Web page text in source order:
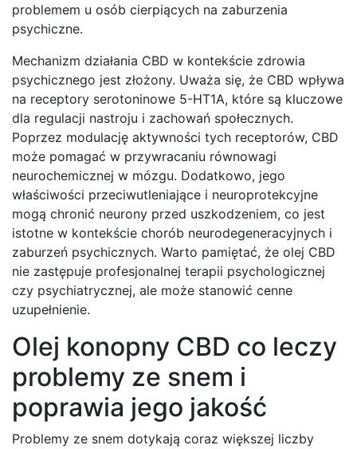
problemem u osób cierpiących na zaburzenia
psychiczne.
Mechanizm działania CBD w kontekście zdrowia
psychicznego jest złożony. Uważa się, że CBD wpływa
na receptory serotoninowe 5-HT1A, które są kluczowe
dla regulacji nastroju i zachowań społecznych.
Poprzez modulację aktywności tych receptorów, CBD
może pomagać w przywracaniu równowagi
neurochemicznej w mózgu. Dodatkowo, jego
właściwości przeciwutleniające i neuroprotekcyjne
mogą chronić neurony przed uszkodzeniem, co jest
istotne w kontekście chorób neurodegeneracyjnych i
zaburzeń psychicznych. Warto pamiętać, że olej CBD
nie zastępuje profesjonalnej terapii psychologicznej
czy psychiatrycznej, ale może stanowić cenne
uzupełnienie.
Olej konopny CBD co leczy
problemy ze snem i
poprawia jego jakość
Problemy ze snem dotykają coraz większej liczby